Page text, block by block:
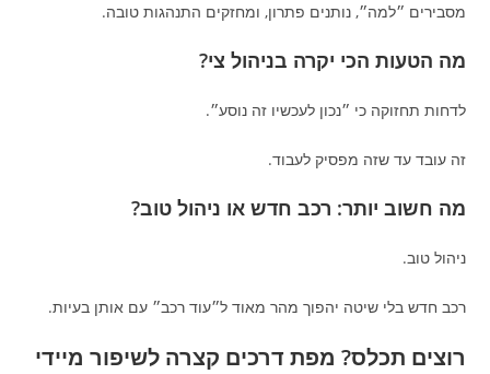
מסבירים ״למה״, נותנים פתרון, ומחזקים התנהגות טובה.
מה הטעות הכי יקרה בניהול צי?
לדחות תחזוקה כי ״נכון לעכשיו זה נוסע״.
זה עובד עד שזה מפסיק לעבוד.
מה חשוב יותר: רכב חדש או ניהול טוב?
ניהול טוב.
רכב חדש בלי שיטה יהפוך מהר מאוד ל״עוד רכב״ עם אותן בעיות.
רוצים תכלס? מפת דרכים קצרה לשיפור מיידי